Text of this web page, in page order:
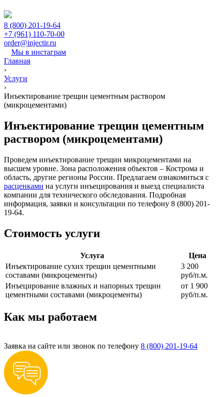
8 (800) 201-19-64
+7 (961) 110-70-00
order@injectir.ru
Мы в инстаграм
Главная
›
Услуги
›
Инъектирование трещин цементным раствором
(микроцементами)
Инъектирование трещин цементным
раствором (микроцементами)
Проведем инъектирование трещин микроцементами на
высшем уровне. Зона расположения объектов – Кострома и
область, другие регионы России. Предлагаем ознакомиться с
расценками на услуги инъецирования и выезд специалиста
компании для технического обследования. Подробная
информация, заявки и консультации по телефону 8 (800) 201-
19-64.
Стоимость услуги
Услуга
Цена
Инъектирование сухих трещин цементными
составами (микроцементы)
3 200
руб/п.м.
Инъецирование влажных и напорных трещин
цементными составами (микроцементы)
от 1 900
руб/п.м.
Как мы работаем
Заявка на сайте или звонок по телефону 8 (800) 201-19-64